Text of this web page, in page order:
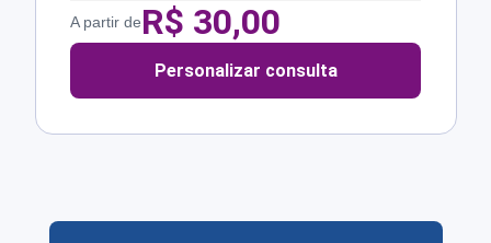
A partir deR$ 30,00
Personalizar consulta